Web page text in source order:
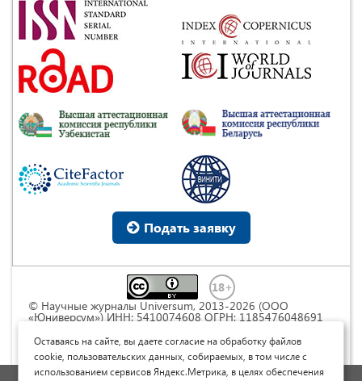
Подать заявку
© Научные журналы Universum, 2013-2026 (ООО
«Юниверсум») ИНН: 5410074608 ОГРН: 1185476048691
Commons « Attribution» («Атрибуция») 4.0
Непортированная
Оставаясь на сайте, вы даете согласие на обработку файлов
cookie, пользовательских данных, собираемых, в том числе с
использованием сервисов Яндекс.Метрика, в целях обеспечения